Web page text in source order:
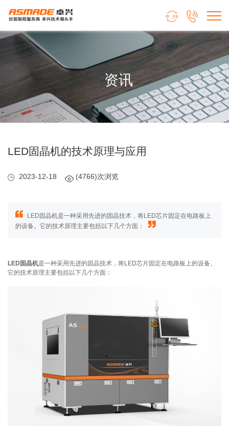


资讯
LED固晶机的技术原理与应用
2023-12-18 (4766)次浏览
LED固晶机是一种采用先进的固晶技术，将LED芯片固定在电路板上
的设备。它的技术原理主要包括以下几个方面：
LED固晶机是一种采用先进的固晶技术，将LED芯片固定在电路板上的设备。
它的技术原理主要包括以下几个方面：